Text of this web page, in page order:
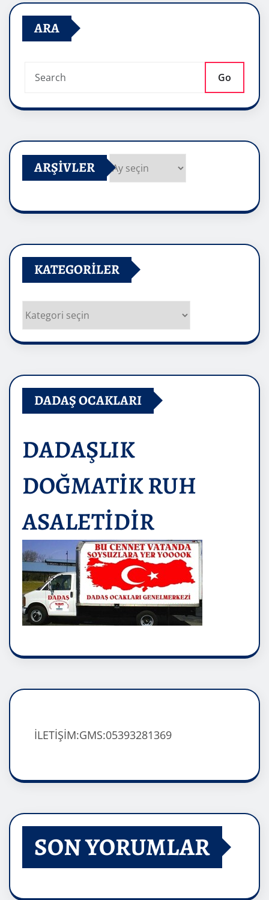
ARA
Go
ARŞIVLER
KATEGORILER
Kategoriler
DADAŞ OCAKLARI
DADAŞLIK
DOĞMATİK RUH
ASALETİDİR
İLETİŞİM:GMS:05393281369
SON YORUMLAR